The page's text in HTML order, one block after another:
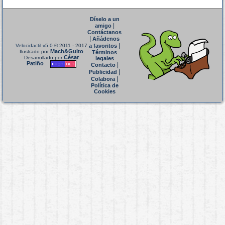
Velocidactil v5.0 © 2011 - 2017
Ilustrado porMach&Guito
Desarrollado porCésar
Patiño
Díselo a un
amigo|
Contáctanos
Añádenos
a favoritos
Términos
legales
Contacto|
Publicidad
Colabora|
Política de
Cookies